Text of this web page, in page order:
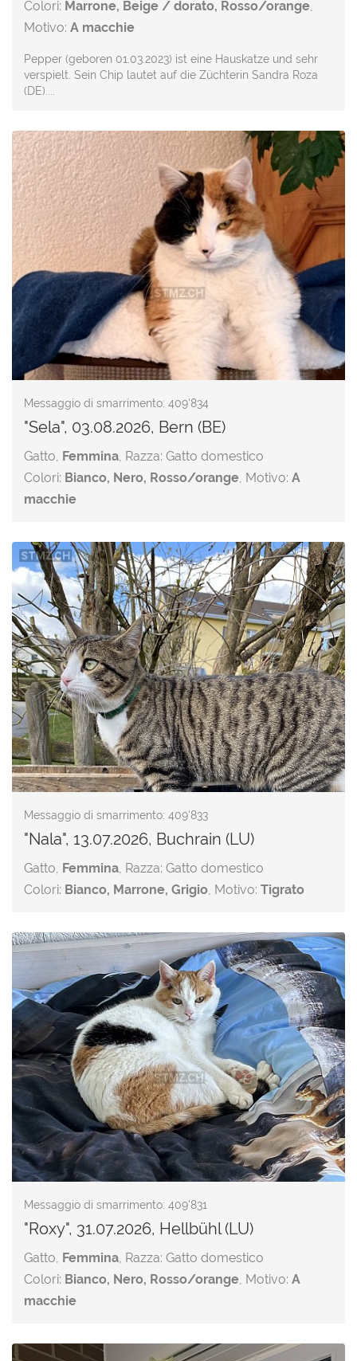
Colori: Marrone, Beige / dorato, Rosso/orange,
Motivo: A macchie
Pepper (geboren 01.03.2023) ist eine Hauskatze und sehr
verspielt. Sein Chip lautet auf die Züchterin Sandra Roza
(DE)....
Messaggio di smarrimento: 409'834
"Sela", 03.08.2026, Bern (BE)
Gatto, Femmina, Razza: Gatto domestico
Colori: Bianco, Nero, Rosso/orange, Motivo: A
macchie
Messaggio di smarrimento: 409'833
"Nala", 13.07.2026, Buchrain (LU)
Gatto, Femmina, Razza: Gatto domestico
Colori: Bianco, Marrone, Grigio, Motivo: Tigrato
Messaggio di smarrimento: 409'831
"Roxy", 31.07.2026, Hellbühl (LU)
Gatto, Femmina, Razza: Gatto domestico
Colori: Bianco, Nero, Rosso/orange, Motivo: A
macchie